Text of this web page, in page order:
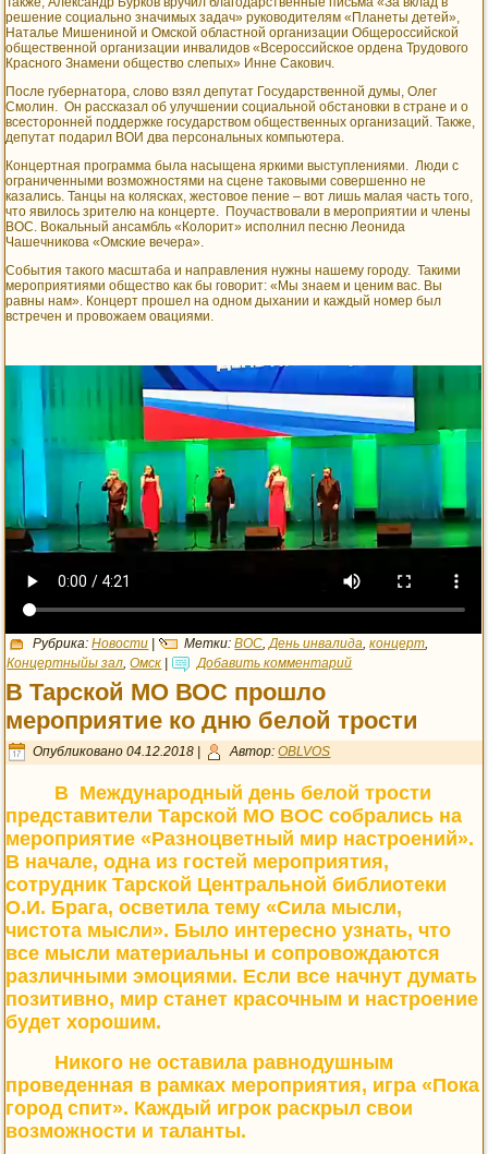
решение социально значимых задач» руководителям «Планеты детей»,
Наталье Мишениной и Омской областной организации Общероссийской
общественной организации инвалидов «Всероссийское ордена Трудового
Красного Знамени общество слепых» Инне Сакович.
После губернатора, слово взял депутат Государственной думы, Олег
Смолин. Он рассказал об улучшении социальной обстановки в стране и о
всесторонней поддержке государством общественных организаций. Также,
депутат подарил ВОИ два персональных компьютера.
Концертная программа была насыщена яркими выступлениями. Люди с
ограниченными возможностями на сцене таковыми совершенно не
казались. Танцы на колясках, жестовое пение – вот лишь малая часть того,
что явилось зрителю на концерте. Поучаствовали в мероприятии и члены
ВОС. Вокальный ансамбль «Колорит» исполнил песню Леонида
Чашечникова «Омские вечера».
События такого масштаба и направления нужны нашему городу. Такими
мероприятиями общество как бы говорит: «Мы знаем и ценим вас. Вы
равны нам». Концерт прошел на одном дыхании и каждый номер был
встречен и провожаем овациями.
Рубрика: Новости Метки: ВОС,День инвалида,концерт,
Концертныйы зал,Омск Добавить комментарий
В Тарской МО ВОС прошло
мероприятие ко дню белой трости
Опубликовано 04.12.2018 Автор: OBLVOS
В Международный день белой трости
представители Тарской МО ВОС собрались на
мероприятие «Разноцветный мир настроений».
В начале, одна из гостей мероприятия,
сотрудник Тарской Центральной библиотеки
О.И. Брага, осветила тему «Сила мысли,
чистота мысли». Было интересно узнать, что
все мысли материальны и сопровождаются
различными эмоциями. Если все начнут думать
позитивно, мир станет красочным и настроение
будет хорошим.
Никого не оставила равнодушным
проведенная в рамках мероприятия, игра «Пока
город спит». Каждый игрок раскрыл свои
возможности и таланты.